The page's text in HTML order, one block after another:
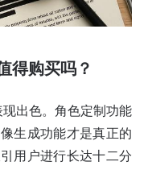
得购买吗？
出色。角色定制功能
生成功能才是真正的
用户进行长达十二分